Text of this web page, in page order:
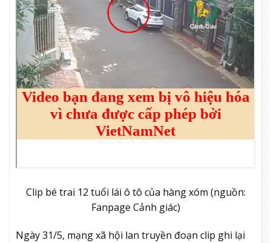
Clip bé trai 12 tuổi lái ô tô của hàng xóm (nguồn:
Fanpage Cảnh giác)
Ngày 31/5, mạng xã hội lan truyền đoạn clip ghi lại